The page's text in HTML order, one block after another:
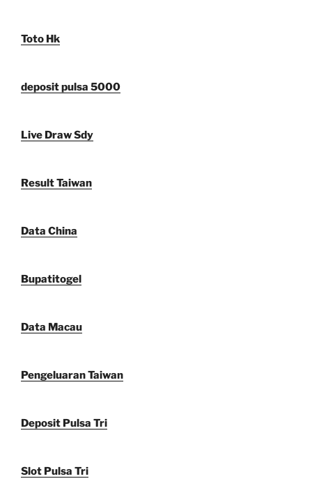
Toto Hk
deposit pulsa 5000
Live Draw Sdy
Result Taiwan
Data China
Bupatitogel
Data Macau
Pengeluaran Taiwan
Deposit Pulsa Tri
Slot Pulsa Tri